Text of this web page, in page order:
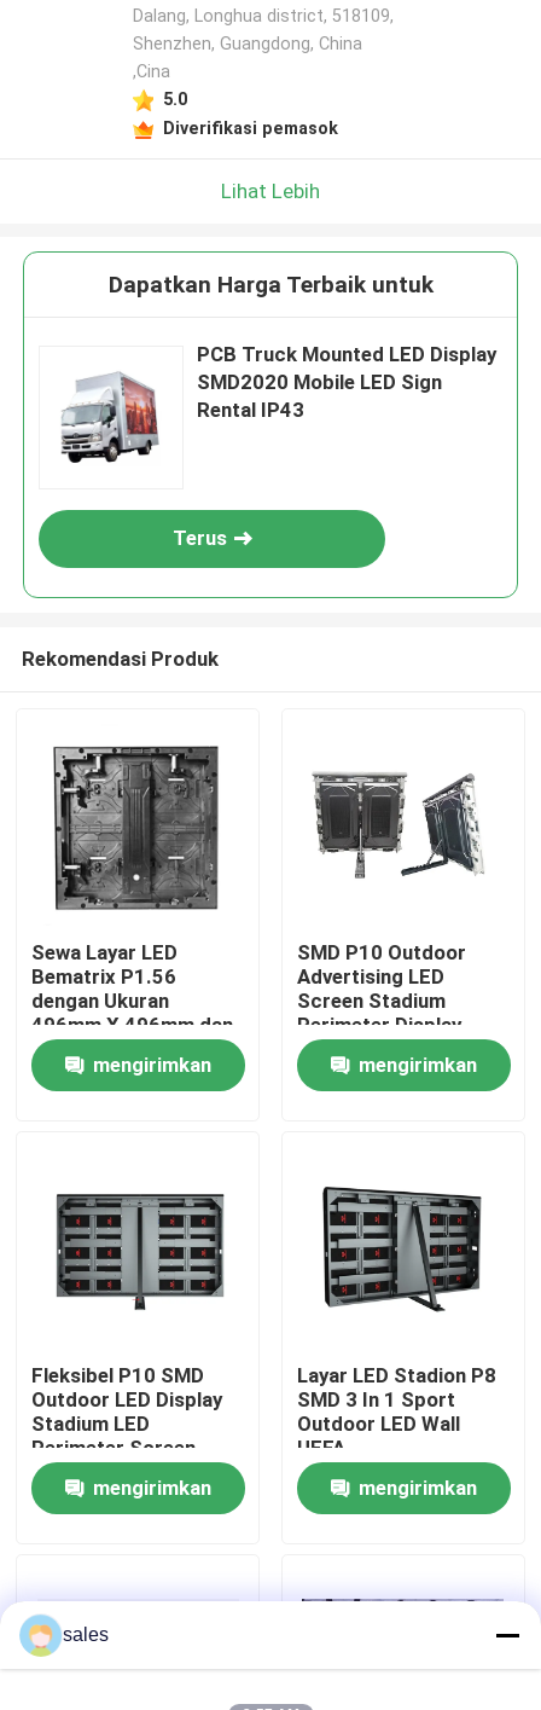
Rumah
Produk
Tentang Kami
Kontrol Kualitas
Hubungi Kami
Minta Kutipan
Dalang, Longhua district, 518109,
Shenzhen, Guangdong, China
,Cina
5.0
Diverifikasi pemasok
Lihat Lebih
Dapatkan Harga Terbaik untuk
PCB Truck Mounted LED Display
SMD2020 Mobile LED Sign
Rental IP43
Terus
Rekomendasi Produk
Sewa Layar LED
Bematrix P1.56
dengan Ukuran
496mm X 496mm dan
Teknologi GOB untuk
Kualitas Gambar
Tinggi
mengirimkan
SMD P10 Outdoor
Advertising LED
Screen Stadium
Perimeter Display
mengirimkan
Fleksibel P10 SMD
Outdoor LED Display
Stadium LED
Perimeter Screen
mengirimkan
Layar LED Stadion P8
SMD 3 In 1 Sport
Outdoor LED Wall
UEFA
mengirimkan
sales